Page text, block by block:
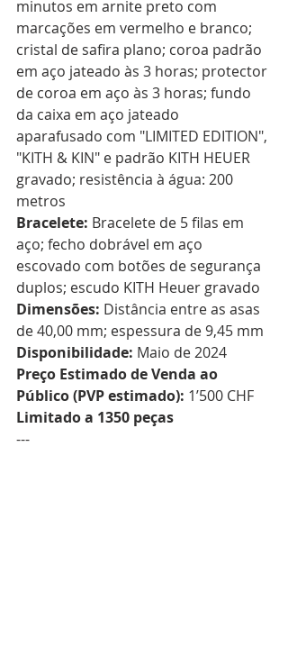
minutos em arnite preto com
marcações em vermelho e branco;
cristal de safira plano; coroa padrão
em aço jateado às 3 horas; protector
de coroa em aço às 3 horas; fundo
da caixa em aço jateado
aparafusado com "LIMITED EDITION",
"KITH & KIN" e padrão KITH HEUER
gravado; resistência à água: 200
metros
Bracelete: Bracelete de 5 filas em
aço; fecho dobrável em aço
escovado com botões de segurança
duplos; escudo KITH Heuer gravado
Dimensões: Distância entre as asas
de 40,00 mm; espessura de 9,45 mm
Disponibilidade: Maio de 2024
Preço Estimado de Venda ao
Público (PVP estimado): 1’500 CHF
Limitado a 1350 peças
---